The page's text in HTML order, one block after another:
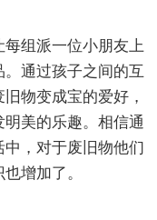
组派一位小朋友上
通过孩子之间的互
物变成宝的爱好，
美的乐趣。相信通
，对于废旧物他们
增加了。